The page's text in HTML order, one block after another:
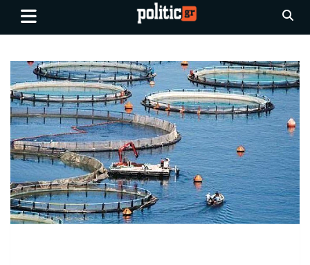
Skip
Ειδήσεις απο τη
Θεσσαλονίκη, την Ελλάδα και
όλο τον Κόσμο
politic.gr